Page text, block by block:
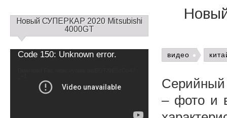
видео
Серийный
– фото и
С
й
д
Новый СУПЕРКАР 2020 Mitsubishi
4000GT
Video
Code 150: Unknown error.